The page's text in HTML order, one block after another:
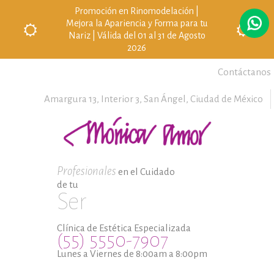
Promoción en Rinomodelación |
Mejora la Apariencia y Forma para tu
Nariz | Válida del 01 al 31 de Agosto
2026
Contáctanos
Amargura 13, Interior 3, San Ángel, Ciudad de México
Profesionales en el Cuidado
de tu
Ser
Clínica de Estética Especializada
(55) 5550-7907
Lunes a Viernes de 8:00am a 8:00pm